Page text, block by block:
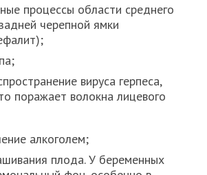
процессы области среднего
черепной ямки
вируса герпеса,
поражает волокна лицевого
алкоголем;
плода. У беременных